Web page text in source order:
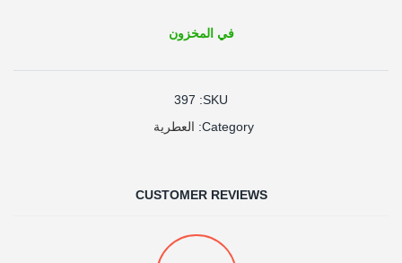
في المخزون
SKU:
397
Category: العطرية
CUSTOMER REVIEWS